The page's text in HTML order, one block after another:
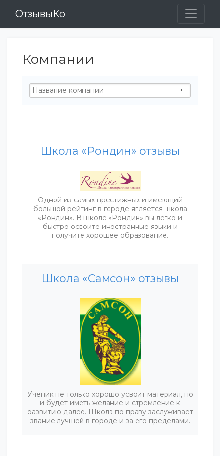
ОтзывыКо
Компании
Школа «Рондин» отзывы
Одной из самых престижных и имеющий
большой рейтинг в городе является школа
«Рондин». В школе «Рондин» вы легко и
быстро освоите иностранные языки и
получите хорошее образование.
Школа «Самсон» отзывы
Ученик не только хорошо усвоит материал, но
и будет иметь желание и стремление к
развитию далее. Школа по праву заслуживает
звание лучшей в городе и за его пределами.